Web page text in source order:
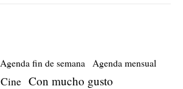
Agenda fin de semana Agenda mensual
Cine Con mucho gusto